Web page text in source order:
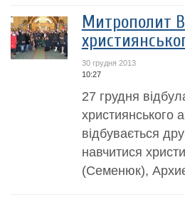
Митрополит
30 грудня 2013
10:27
27 грудня
християнського
відбувається
навчитися
(Семенюк),